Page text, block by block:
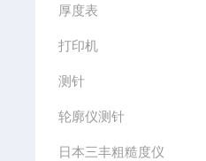
厚度表
打印机
测针
轮廓仪测针
日本三丰粗糙度仪